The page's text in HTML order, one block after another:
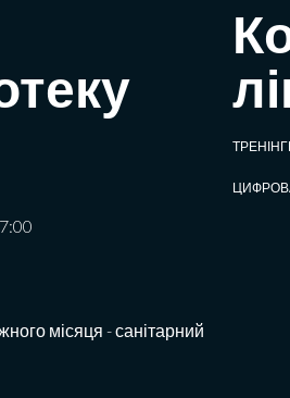
місяця - санітарний